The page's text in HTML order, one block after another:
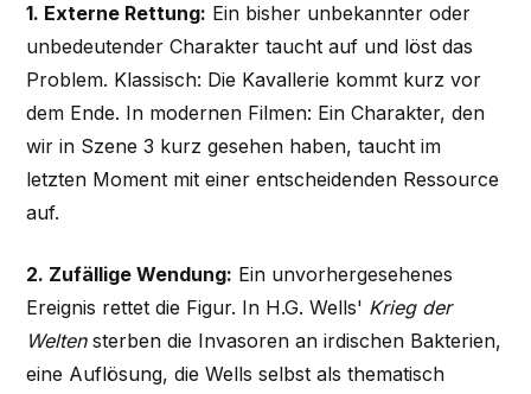
1. Externe Rettung: Ein bisher unbekannter oder
unbedeutender Charakter taucht auf und löst das
Problem. Klassisch: Die Kavallerie kommt kurz vor
dem Ende. In modernen Filmen: Ein Charakter, den
wir in Szene 3 kurz gesehen haben, taucht im
letzten Moment mit einer entscheidenden Ressource
auf.
2. Zufällige Wendung: Ein unvorhergesehenes
Ereignis rettet die Figur. In H.G. Wells' Krieg der
Weltensterben die Invasoren an irdischen Bakterien,
eine Auflösung, die Wells selbst als thematisch